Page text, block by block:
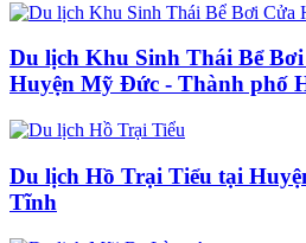
Du lịch Khu Sinh Thái Bể
Huyện Mỹ Đức - Thành phố
Du lịch Hồ Trại Tiểu tại
Tĩnh